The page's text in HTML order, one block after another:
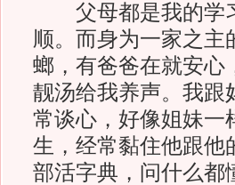
父母都是我的学习
顺。而身为一家之主
螂，有爸爸在就安心
靓汤给我养声。我跟
常谈心，好像姐妹一
生，经常黏住他跟他
部活字典，问什么都